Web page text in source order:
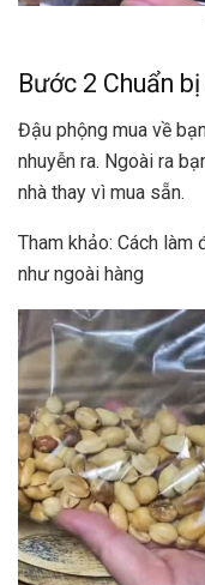
Bước 2 Chuẩn
Đậu phộng mua về
nhuyễn ra. Ngoài ra
nhà thay vì mua sẵn.
Tham khảo: Cách
như ngoài hàng